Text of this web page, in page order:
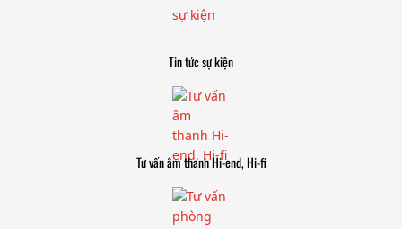
Tin tức sự kiện
Tư vấn âm thanh Hi-end, Hi-fi